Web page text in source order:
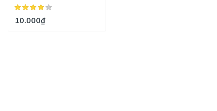
10.000₫